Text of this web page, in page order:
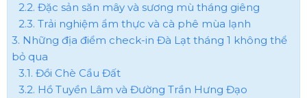
2.2. Đặc sản săn mây và sương mù tháng giêng
2.3. Trải nghiệm ẩm thực và cà phê mùa lạnh
3. Những địa điểm check-in Đà Lạt tháng 1 không thể
bỏ qua
3.1. Đồi Chè Cầu Đất
3.2. Hồ Tuyền Lâm và Đường Trần Hưng Đạo